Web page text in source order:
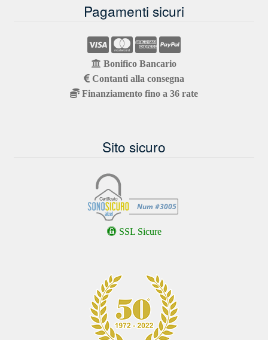
Pagamenti sicuri
Bonifico Bancario
Contanti alla consegna
Finanziamento fino a 36 rate
Sito sicuro
SSL Sicure